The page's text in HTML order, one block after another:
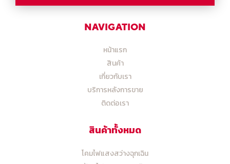
NAVIGATION
หน้าแรก
สินค้า
เกี่ยวกับเรา
บริการหลังการขาย
ติดต่อเรา
สินค้าทั้งหมด
โคมไฟแสงสว่างฉุกเฉิน